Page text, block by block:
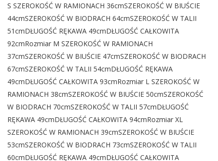
S SZEROKOŚĆ W RAMIONACH 36cmSZEROKOŚĆ W BIUŚCIE
44cmSZEROKOŚĆ W BIODRACH 64cmSZEROKOŚĆ W TALII
51cmDŁUGOŚĆ RĘKAWA 49cmDŁUGOŚĆ CAŁKOWITA
92cmRozmiar M SZEROKOŚĆ W RAMIONACH
37cmSZEROKOŚĆ W BIUŚCIE 47cmSZEROKOŚĆ W BIODRACH
67cmSZEROKOŚĆ W TALII 54cmDŁUGOŚĆ RĘKAWA
49cmDŁUGOŚĆ CAŁKOWITA 93cmRozmiar L SZEROKOŚĆ W
RAMIONACH 38cmSZEROKOŚĆ W BIUŚCIE 50cmSZEROKOŚĆ
W BIODRACH 70cmSZEROKOŚĆ W TALII 57cmDŁUGOŚĆ
RĘKAWA 49cmDŁUGOŚĆ CAŁKOWITA 94cmRozmiar XL
SZEROKOŚĆ W RAMIONACH 39cmSZEROKOŚĆ W BIUŚCIE
53cmSZEROKOŚĆ W BIODRACH 73cmSZEROKOŚĆ W TALII
60cmDŁUGOŚĆ RĘKAWA 49cmDŁUGOŚĆ CAŁKOWITA